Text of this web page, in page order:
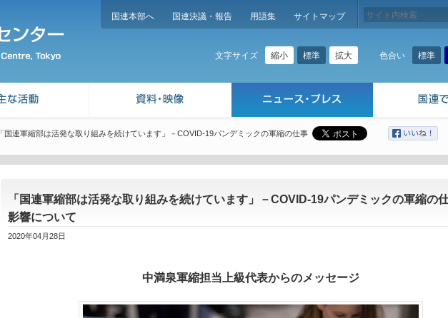
国連本部へ 国連決議・報告 用語集 サイトマップ
文字サイズ 縮小 標準 拡大 色合い 標準
「国連軍縮部は活発な取り組みを続けています」－COVID-19パンデミックの軍縮の仕事
「国連軍縮部は活発な取り組みを続けています」－COVID-19パンデミックの軍縮の
影響について
2020年04月28日
中満泉軍縮担当上級代表からのメッセージ